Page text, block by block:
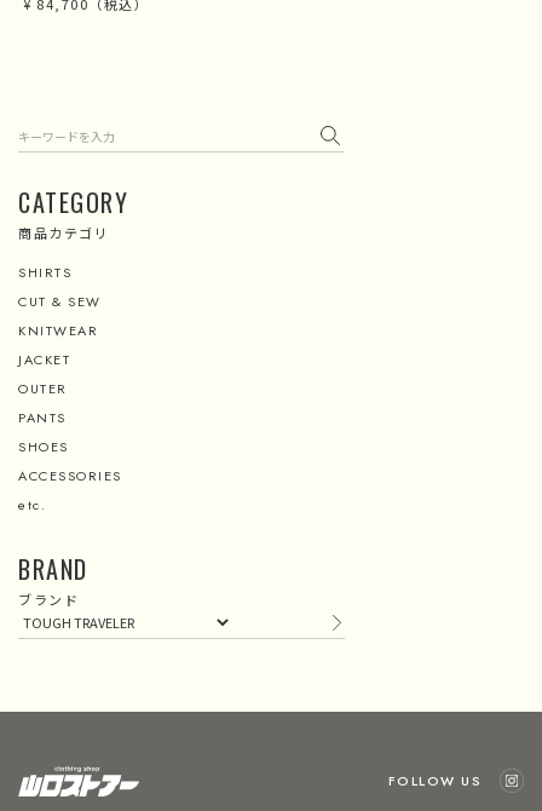
CATEGORY
商品カテゴリ
SHIRTS
CUT & SEW
KNITWEAR
JACKET
OUTER
PANTS
SHOES
ACCESSORIES
etc.
BRAND
ブランド
FOLLOW US